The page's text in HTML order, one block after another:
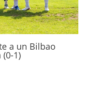
a un Bilbao
1)